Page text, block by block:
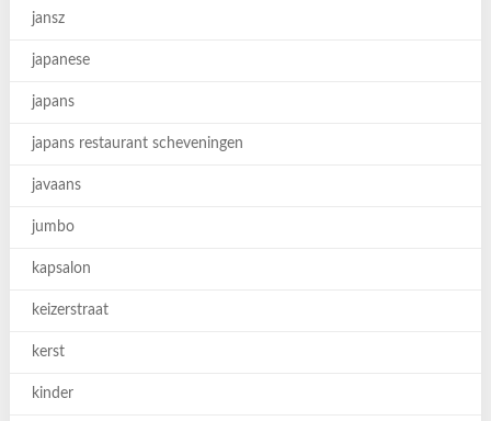
jansz
japanese
japans
japans restaurant scheveningen
javaans
jumbo
kapsalon
keizerstraat
kerst
kinder